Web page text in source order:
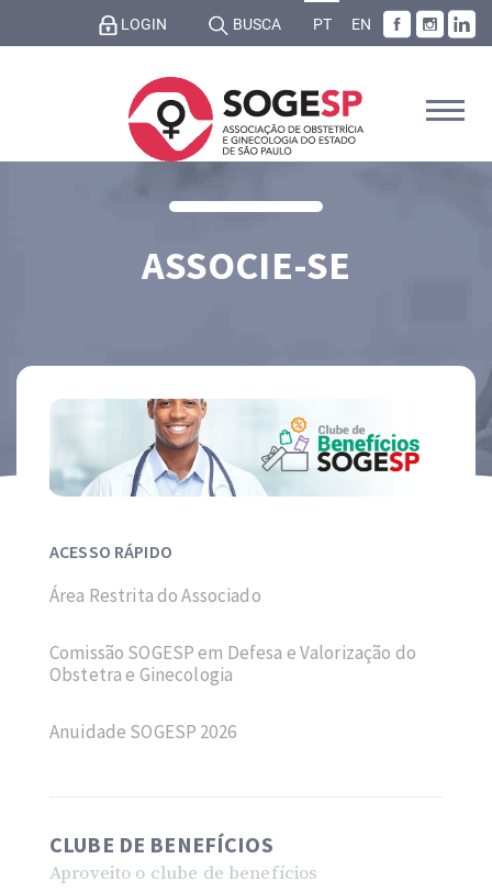
LOGIN BUSCA PT EN
ASSOCIE-SE
CLUBE DE
ACESSO RÁPIDO
Área Restrita do Associado
Comissão SOGESP em Defesa e Valorização do
Obstetra e Ginecologia
Anuidade SOGESP 2026
CLUBE DE BENEFÍCIOS
Aproveito o clube de benefícios